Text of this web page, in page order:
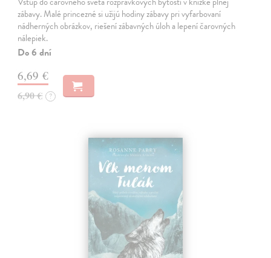
zábavy. Malé princezné si užijú hodiny zábavy pri vyfarbovaní
nádherných obrázkov, riešení zábavných úloh a lepení čarovných
nálepiek.
Do 6 dní
6,69 €
6,90 € ?